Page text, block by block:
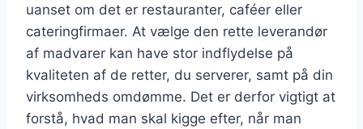
uanset om det er restauranter, caféer eller
cateringfirmaer. At vælge den rette leverandør
af madvarer kan have stor indflydelse på
kvaliteten af de retter, du serverer, samt på din
virksomheds omdømme. Det er derfor vigtigt at
forstå, hvad man skal kigge efter, når man